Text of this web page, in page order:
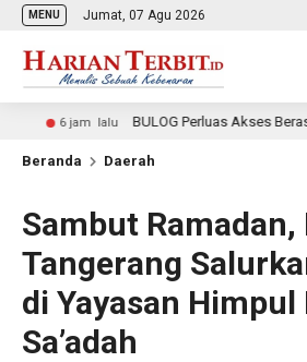
MENU Jumat, 07 Agu 2026
jam lalu BULOG Perluas Akses Beras
Beranda Daerah
Sambut Ramadan,
Tangerang
di Yayasan Himpul
Sa’adah